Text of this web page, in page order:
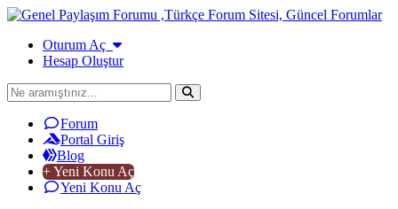
Oturum Aç
Hesap Oluştur
Forum
Portal Giriş
Blog
+ Yeni Konu Aç
Yeni Konu Aç